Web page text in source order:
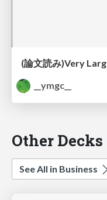
__ymgc__
Other
See All in Business